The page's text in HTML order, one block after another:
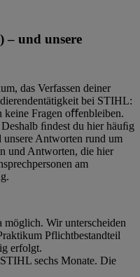
– und unsere
das Verfassen deiner
bei STIHL:
keine Fragen oﬀenbleiben.
ﬁndest du hier häuﬁg
unsere Antworten rund um
und Antworten, die hier
am
Wir unterscheiden
Pflichtbestandteil
erfolgt.
sechs Monate. Die